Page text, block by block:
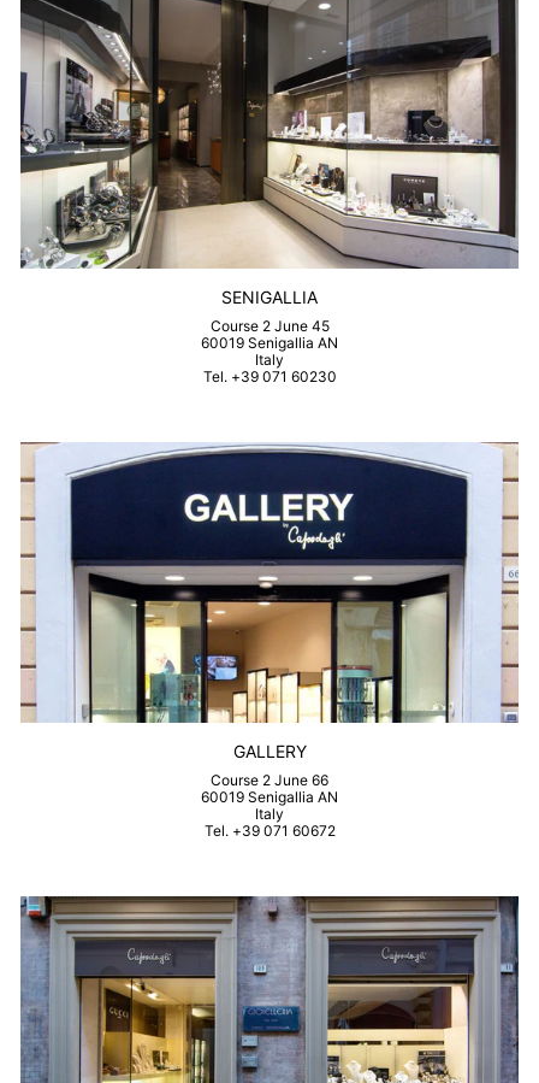
SENIGALLIA
Course 2 June 45
60019 Senigallia AN
Italy
Tel. +39 071 60230
GALLERY
Course 2 June 66
60019 Senigallia AN
Italy
Tel. +39 071 60672